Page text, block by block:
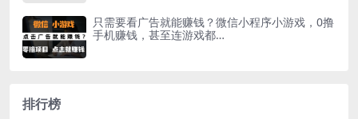
只需要看广告就能赚钱？微信小程序小游戏，0撸
手机赚钱，甚至连游戏都…
排行榜